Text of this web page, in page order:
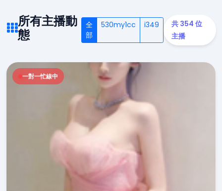
所有主播動
態
全
部
530my1cc i349
共 354 位
主播
一對一忙線中